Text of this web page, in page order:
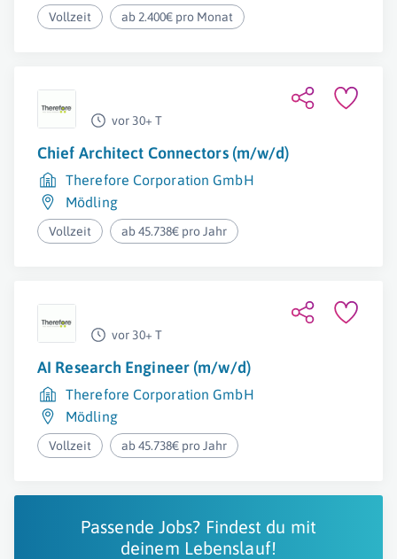
Vollzeit ab 2.400€ pro Monat
vor 30+ T
Chief Architect Connectors (m/w/d)
Therefore Corporation GmbH
Mödling
Vollzeit ab 45.738€ pro Jahr
vor 30+ T
AI Research Engineer (m/w/d)
Therefore Corporation GmbH
Mödling
Vollzeit ab 45.738€ pro Jahr
Passende Jobs? Findest du mit
deinem Lebenslauf!